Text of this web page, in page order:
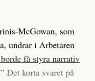
McGowan, som
undrar i Arbetaren
få styra narrativ
Det korta svaret på